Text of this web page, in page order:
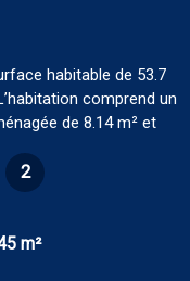
habitable de 53.7
comprend un
de 8.14 m² et
de 1.5 m²,
m² et 6.9 m²), salle de
confort : chauffage
: D . Estimation des
2
m²